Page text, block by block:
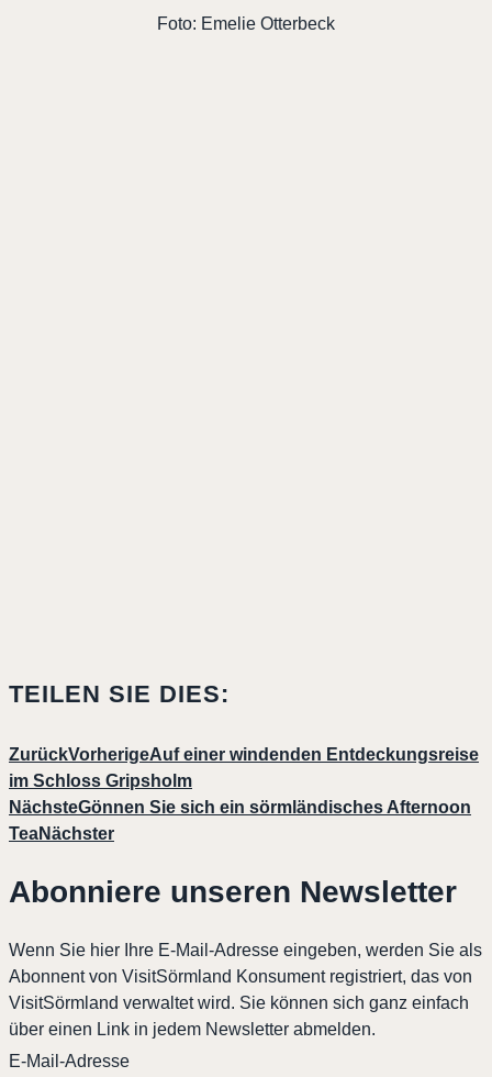
Foto: Emelie Otterbeck
TEILEN SIE DIES:
ZurückVorherigeAuf einer windenden Entdeckungsreise
im Schloss Gripsholm
NächsteGönnen Sie sich ein sörmländisches Afternoon
TeaNächster
Abonniere unseren Newsletter
Wenn Sie hier Ihre E-Mail-Adresse eingeben, werden Sie als
Abonnent von VisitSörmland Konsument registriert, das von
VisitSörmland verwaltet wird. Sie können sich ganz einfach
über einen Link in jedem Newsletter abmelden.
E-Mail-Adresse